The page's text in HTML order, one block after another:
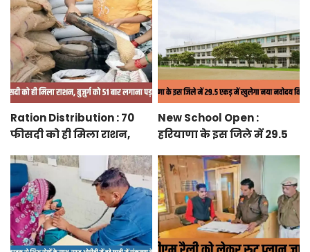
होगी बारिश
Ration Distribution : 70
फीसदी को ही मिला राशन,
अंगूठा
New School Open :
हरियाणा के इस जिले में 29.5
विद्यालय